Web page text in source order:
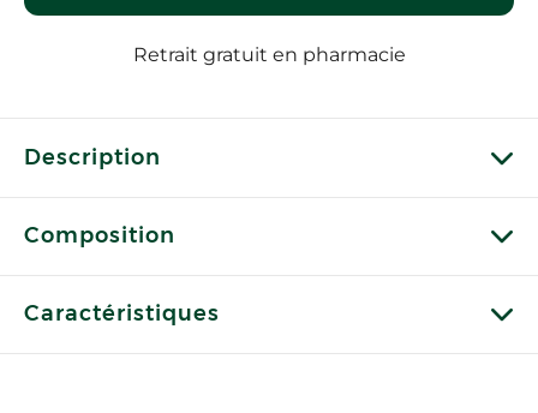
Retrait gratuit en pharmacie
Description
Composition
Caractéristiques